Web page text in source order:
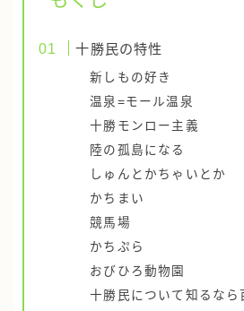
十勝民の特性
新しもの好き
温泉=モール温泉
十勝モンロー主義
陸の孤島になる
しゅんとかちゃいとか
かちまい
競馬場
かちぷら
おびひろ動物園
十勝民について知るなら